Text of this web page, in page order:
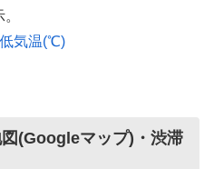
気温(℃)
(Googleマップ)・渋滞